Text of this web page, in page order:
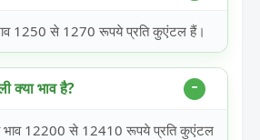
1250 से 1270 रूपये प्रति कुएंटल हैं।
क्या भाव है?
भाव 12200 से 12410 रूपये प्रति कुएंटल